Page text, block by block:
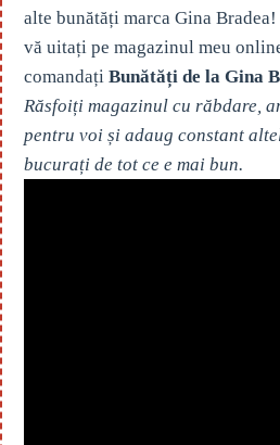
alte bunătăți marca Gina
vă uitați pe magazinul meu
comandați Bunătăți de la Gina
Răsfoiți magazinul cu răbdare,
pentru voi și adaug constant
bucurați de tot ce e mai bun.